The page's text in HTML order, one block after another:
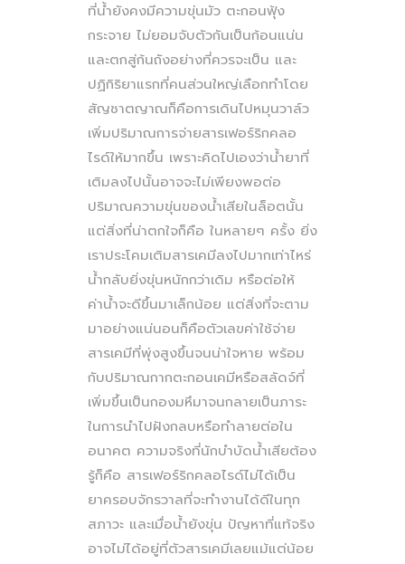
ที่น้ำยังคงมีความขุ่นมัว ตะกอนฟุ้ง
กระจาย ไม่ยอมจับตัวกันเป็นก้อนแน่น
และตกสู่ก้นถังอย่างที่ควรจะเป็น และ
ปฏิกิริยาแรกที่คนส่วนใหญ่เลือกทำโดย
สัญชาตญาณก็คือการเดินไปหมุนวาล์ว
เพิ่มปริมาณการจ่ายสารเฟอร์ริกคลอ
ไรด์ให้มากขึ้น เพราะคิดไปเองว่าน้ำยาที่
เติมลงไปนั้นอาจจะไม่เพียงพอต่อ
ปริมาณความขุ่นของน้ำเสียในล็อตนั้น
แต่สิ่งที่น่าตกใจก็คือ ในหลายๆ ครั้ง ยิ่ง
เราประโคมเติมสารเคมีลงไปมากเท่าไหร่
น้ำกลับยิ่งขุ่นหนักกว่าเดิม หรือต่อให้
ค่าน้ำจะดีขึ้นมาเล็กน้อย แต่สิ่งที่จะตาม
มาอย่างแน่นอนก็คือตัวเลขค่าใช้จ่าย
สารเคมีที่พุ่งสูงขึ้นจนน่าใจหาย พร้อม
กับปริมาณกากตะกอนเคมีหรือสลัดจ์ที่
เพิ่มขึ้นเป็นกองมหึมาจนกลายเป็นภาระ
ในการนำไปฝังกลบหรือทำลายต่อใน
อนาคต ความจริงที่นักบำบัดน้ำเสียต้อง
รู้ก็คือ สารเฟอร์ริกคลอไรด์ไม่ได้เป็น
ยาครอบจักรวาลที่จะทำงานได้ดีในทุก
สภาวะ และเมื่อน้ำยังขุ่น ปัญหาที่แท้จริง
อาจไม่ได้อยู่ที่ตัวสารเคมีเลยแม้แต่น้อย